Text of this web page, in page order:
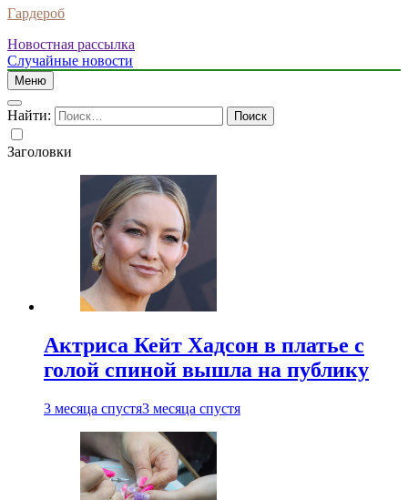
Гардероб
Новостная рассылка
Случайные новости
Меню
Найти:
Заголовки
Актриса Кейт Хадсон в платье с
голой спиной вышла на публику
3 месяца спустя3 месяца спустя